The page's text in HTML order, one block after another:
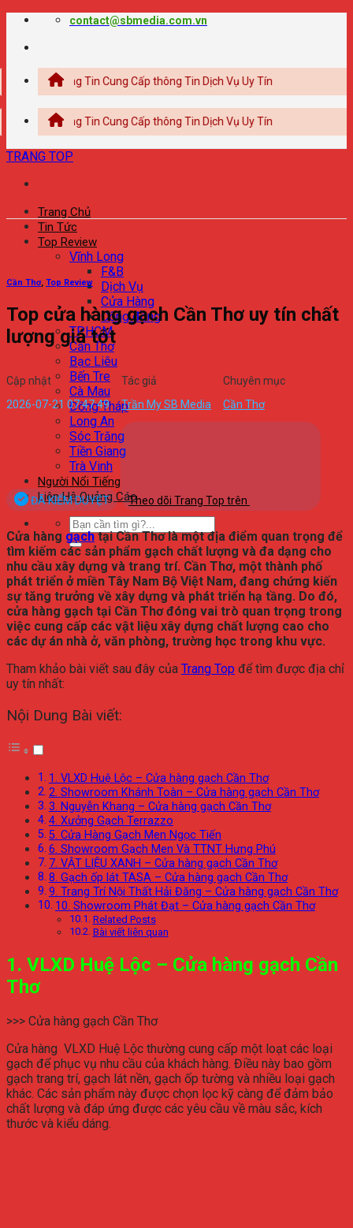
Chuyển
contact@sbmedia.com.vn
Thông Tin Cung Cấp thông Tin Dịch Vụ Uy Tín
Thông Tin Cung Cấp thông Tin Dịch Vụ Uy Tín
TRANG TOP
Trang Chủ
Tin Tức
Top Review
Vĩnh Long
F&B
Dịch Vụ
Cửa Hàng
Cộng đồng
TPHCM
Cần Thơ
Bạc Liêu
Bến Tre
Cà Mau
Đồng Tháp
Long An
Sóc Trăng
Tiền Giang
Trà Vinh
Người Nổi Tiếng
Liên Hệ Quảng Cáo
Cần Thơ, Top Review
Top cửa hàng gạch Cần Thơ uy tín chất
lượng giá tốt
Cập nhật
2026-07-21 07:47:49
Tác giả
Trần My SB Media
Chuyên mục
Cần Thơ
ĐÃ KIỂM DUYỆT Theo dõi Trang Top trên
Cửa hàng gạchtại Cần Thơ là một địa điểm quan trọng để
tìm kiếm các sản phẩm gạch chất lượng và đa dạng cho
nhu cầu xây dựng và trang trí. Cần Thơ, một thành phố
phát triển ở miền Tây Nam Bộ Việt Nam, đang chứng kiến
sự tăng trưởng về xây dựng và phát triển hạ tầng. Do đó,
cửa hàng gạch tại Cần Thơ đóng vai trò quan trọng trong
việc cung cấp các vật liệu xây dựng chất lượng cao cho
các dự án nhà ở, văn phòng, trường học trong khu vực.
Tham khảo bài viết sau đây của Trang Top để tìm được địa chỉ
uy tín nhất:
Nội Dung Bài viết:
1. VLXD Huệ Lộc – Cửa hàng gạch Cần Thơ
2. Showroom Khánh Toàn – Cửa hàng gạch Cần Thơ
3. Nguyễn Khang – Cửa hàng gạch Cần Thơ
4. Xưởng Gạch Terrazzo
5. Cửa Hàng Gạch Men Ngọc Tiến
6. Showroom Gạch Men Và TTNT Hưng Phú
7. VẬT LIỆU XANH – Cửa hàng gạch Cần Thơ
8. Gạch ốp lát TASA – Cửa hàng gạch Cần Thơ
9. Trang Trí Nội Thất Hải Đăng – Cửa hàng gạch Cần Thơ
10. Showroom Phát Đạt – Cửa hàng gạch Cần Thơ
Related Posts
Bài viết liên quan
1. VLXD Huệ Lộc – Cửa hàng gạch Cần
Thơ
>>> Cửa hàng gạch Cần Thơ
Cửa hàng VLXD Huệ Lộc thường cung cấp một loạt các loại
gạch để phục vụ nhu cầu của khách hàng. Điều này bao gồm
gạch trang trí, gạch lát nền, gạch ốp tường và nhiều loại gạch
khác. Các sản phẩm này được chọn lọc kỹ càng để đảm bảo
chất lượng và đáp ứng được các yêu cầu về màu sắc, kích
thước và kiểu dáng.